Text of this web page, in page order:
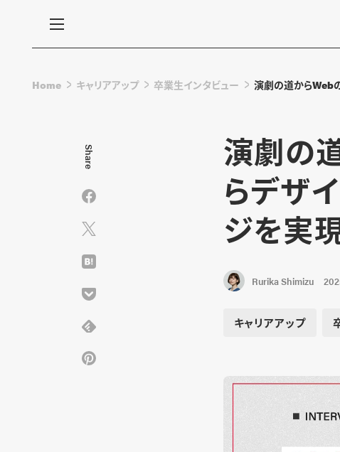
Home キャリアアップ 卒業生インタビュー 演劇の道からWeb
演劇の
らデザ
ジを実
Rurika Shimizu
キャリアアップ
Share